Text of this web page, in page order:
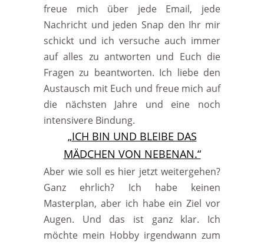
freue mich über jede Email, jede
Nachricht und jeden Snap den Ihr mir
schickt und ich versuche auch immer
auf alles zu antworten und Euch die
Fragen zu beantworten. Ich liebe den
Austausch mit Euch und freue mich auf
die nächsten Jahre und eine noch
intensivere Bindung.
„ICH BIN UND BLEIBE DAS
MÄDCHEN VON NEBENAN.“
Aber wie soll es hier jetzt weitergehen?
Ganz ehrlich? Ich habe keinen
Masterplan, aber ich habe ein Ziel vor
Augen. Und das ist ganz klar. Ich
möchte mein Hobby irgendwann zum